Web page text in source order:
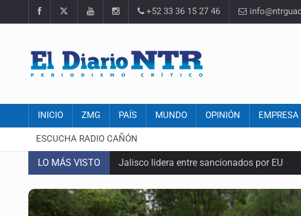
+52 33 36 15 27 46
INICIO ZMG PAÍS MUNDO OPINIÓN EMPRESA
ESCUCHA RADIO CAÑÓN
LO MÁS VISTO Jalisco lidera entre sancionados por EU
Avalan rebaja del Siapa para 203 colonias
Realizan primera boda de personas sordas